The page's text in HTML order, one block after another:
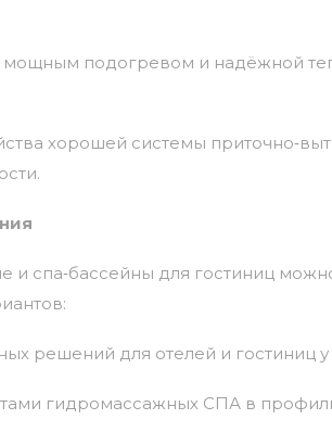
мощным подогревом и надёжной
хорошей системы
и спа‑бассейны для гостиниц
решений для отелей и гостиниц у
гидромассажных СПА в